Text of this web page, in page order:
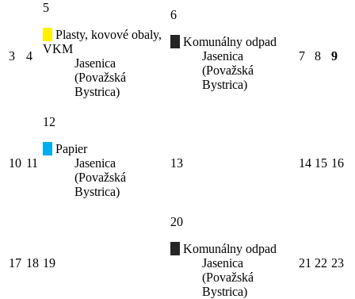
3 4
5
Plasty, kovové obaly,
VKM
Jasenica
(Považská
Bystrica)
6
Komunálny odpad
Jasenica
(Považská
Bystrica)
7 8 9
10 11
12
Papier
Jasenica
(Považská
Bystrica)
13 14 15 16
17 18 19
20
Komunálny odpad
Jasenica
(Považská
Bystrica)
21 22 23